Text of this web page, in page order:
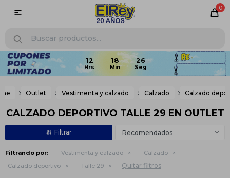
0

Outlet Vestimenta y calzado Calzado Calzado
CALZADO DEPORTIVO TALLE 29 EN OUTLET
Recomendados
Filtrando por: Vestimenta y calzado
Calzado
Calzado deportivo
Talle 29 Quitar filtros